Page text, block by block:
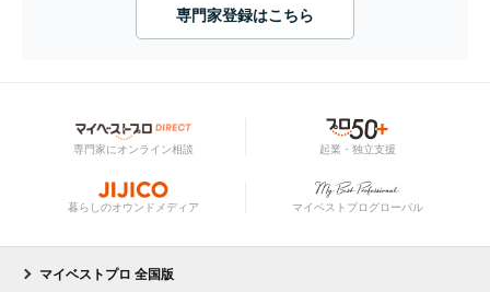
専門家登録はこちら
専門家にオンライン相談 起業・独立支援
暮らしのオウンドメディア マイベストプログローバル
マイベストプロ 全国版